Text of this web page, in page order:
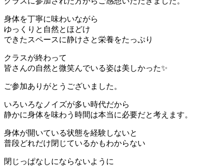
身体を丁寧に味わいながら
ゆっくりと自然とほどけ
できたスペースに静けさと栄養をたっぷり
クラスが終わって
皆さんの自然と微笑んでいる姿は美しかった✨
ご参加ありがとうございました。
いろいろなノイズが多い時代だから
静かに身体を味わう時間は本当に必要だと考えます。
身体が開いている状態を経験しないと
普段どれだけ閉じているかもわからない
閉じっぱなしにならないように